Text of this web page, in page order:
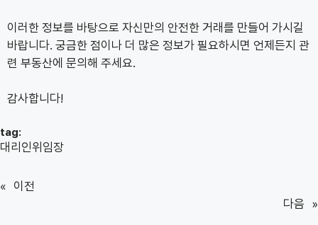
이러한 정보를 바탕으로 자신만의 안전한 거래를 만들어 가시길
바랍니다. 궁금한 점이나 더 많은 정보가 필요하시면 언제든지 관
련 부동산에 문의해 주세요.
감사합니다!
tag:
대리인위임장
« 이전
다음 »